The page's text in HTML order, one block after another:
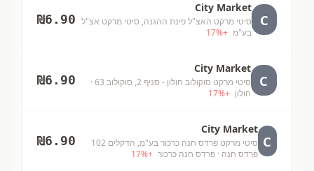
C
City Market
סיטי מרקט האצ"ל פינת ההגנה, סיטי מרקט אצ"ל
בע"מ +
17%
₪6.90
C
City Market
סיטי מרקט סוקולוב חולון - סניף 2, סוקולוב 63
·
חולון +
17%
₪6.90
C
City Market
סיטי מרקט פרדס חנה כרכור בע"מ, הדקלים 102
פרדס חנה · פרדס חנה כרכור +
17%
₪6.90